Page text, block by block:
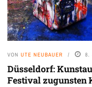
VON UTE NEUBAUER 8.
Düsseldorf:
Festival zugunsten